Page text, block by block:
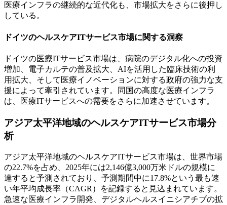
医療インフラの継続的な近代化も、市場拡大をさらに後押し
している。
ドイツのヘルスケアITサービス市場に関する洞察
ドイツの医療ITサービス市場は、病院のデジタル化への投資
増加、電子カルテの普及拡大、AIを活用した臨床技術の利
用拡大、そして医療イノベーションに対する政府の強力な支
援によって牽引されています。同国の高度な医療インフラ
は、医療ITサービスへの需要をさらに加速させています。
アジア太平洋地域のヘルスケアITサービス市場分
析
アジア太平洋地域のヘルスケアITサービス市場は、世界市場
の22.7%を占め、2025年には2,146億3,000万米ドルの規模に
達すると予測されており、予測期間中に17.8%という最も速
い年平均成長率（CAGR）を記録すると見込まれています。
急速な医療インフラ開発、デジタルヘルスイニシアチブの拡